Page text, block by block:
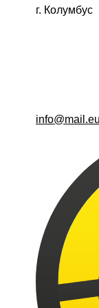
г. Колумбус